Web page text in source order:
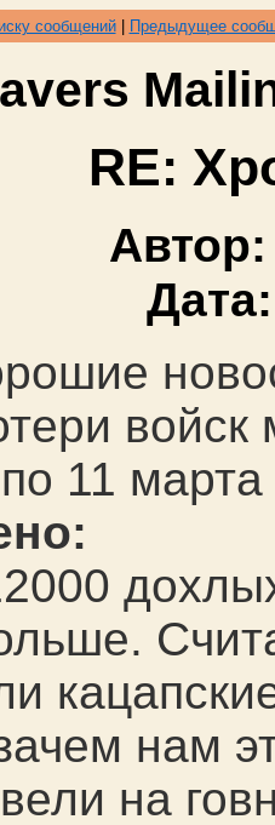
сообщений| Предыдущее
RE:
войск
11 марта
нам
на